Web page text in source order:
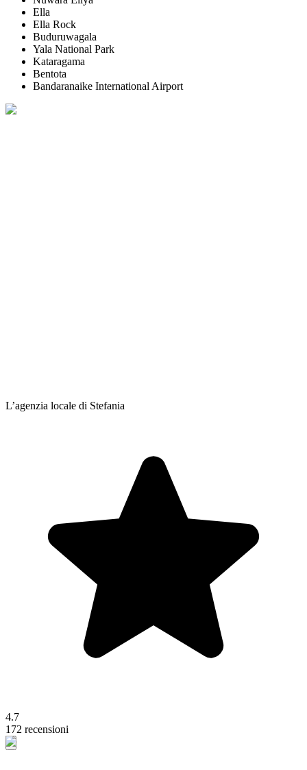
Ella
Ella Rock
Buduruwagala
Yala National Park
Kataragama
Bentota
Bandaranaike International Airport
L’agenzia locale di Stefania
4.7
172 recensioni